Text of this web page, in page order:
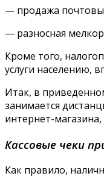
— продажа
— разносная
Кроме того,
услуги населению,
Итак, в
занимается
интернет-
Кассовые чеки
Как правило,